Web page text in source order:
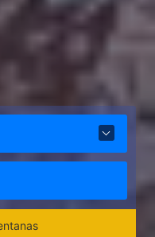
también
querida por todas
peculiar primer
una simpatía
que unos simples
en algo más